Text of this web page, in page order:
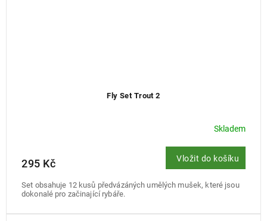
Fly Set Trout 2
Skladem
295 Kč Vložit do košíku
Set obsahuje 12 kusů předvázáných umělých mušek, které jsou
dokonalé pro začinající rybáře.